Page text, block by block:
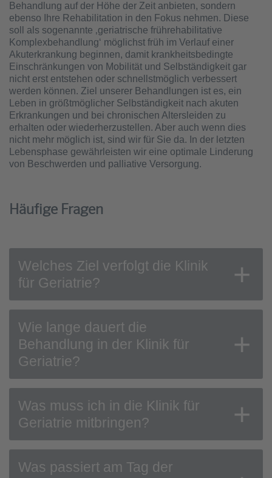
Behandlung auf der Höhe der Zeit anbieten, sondern
ebenso Ihre Rehabilitation in den Fokus nehmen. Diese
soll als sogenannte ‚geriatrische frührehabilitative
Komplexbehandlung‘ möglichst früh im Verlauf einer
Akuterkrankung beginnen, damit krankheitsbedingte
Einschränkungen von Mobilität und Selbständigkeit gar
nicht erst entstehen oder schnellstmöglich verbessert
werden können. Ziel unserer Behandlungen ist es, ein
Leben in größtmöglicher Selbständigkeit nach akuten
Erkrankungen und bei chronischen Altersleiden zu
erhalten oder wiederherzustellen. Aber auch wenn dies
nicht mehr möglich ist, sind wir für Sie da. In der letzten
Lebensphase gewährleisten wir eine optimale Linderung
von Beschwerden und palliative Versorgung.
Häufige Fragen
Welches Ziel verfolgt die Klinik
für Geriatrie?
Wie lange dauert die
Behandlung in der Klinik für
Geriatrie?
Was muss ich in die Klinik für
Geriatrie mitbringen?
Was passiert am Tag der